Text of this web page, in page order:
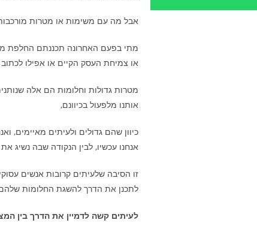
אבל מה עם משימות או מטרות
מתי בפעם האחרונה תכננתם החלפת
או צמיחת העסק הקיים או אפילו
מטרות גדולות וחלומות הם אלה
אותנו מלפעול בכיוונם,
כיוון שהם גדולים ולעיתים מאיימים,
אנחנו עכשיו, לבין הנקודה שבה נשיג
זו הסיבה שלעיתים קרובות אנשים
לתכנן את הדרך להשגת החלומות
לעיתים קשה לדמיין את הדרך בין